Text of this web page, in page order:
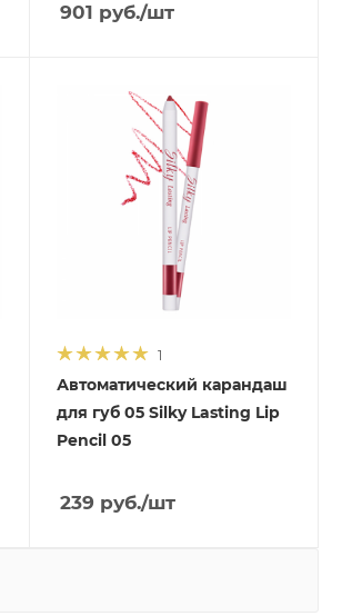
901 руб./шт
1
Автоматический карандаш
для губ 05 Silky Lasting Lip
Pencil 05
239 руб./шт